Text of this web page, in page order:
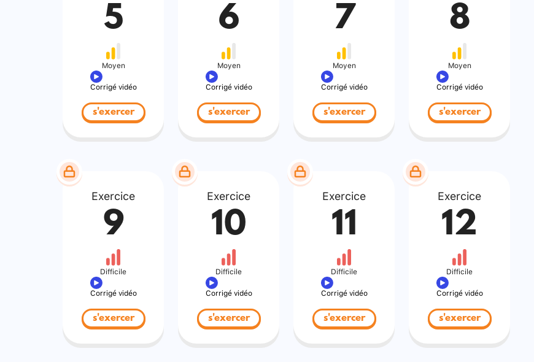
5
Moyen
Corrigé vidéo
s'exercer
6
Moyen
Corrigé vidéo
s'exercer
7
Moyen
Corrigé vidéo
s'exercer
8
Moyen
Corrigé vidéo
s'exercer
Exercice
9
Difficile
Corrigé vidéo
s'exercer
Exercice
10
Difficile
Corrigé vidéo
s'exercer
Exercice
11
Difficile
Corrigé vidéo
s'exercer
Exercice
12
Difficile
Corrigé vidéo
s'exercer